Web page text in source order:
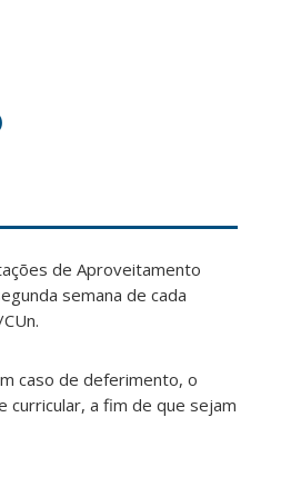
de Aproveitamento
semana de cada
caso de deferimento, o
a fim de que sejam